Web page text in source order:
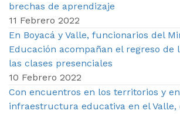
brechas de aprendizaje
11 Febrero 2022
En Boyacá y Valle, funcionarios del
Educación acompañan el regreso de
las clases presenciales
10 Febrero 2022
Con encuentros en los territorios y
infraestructura educativa en el Valle,